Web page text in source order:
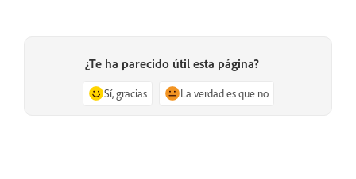
¿Te ha parecido útil esta página?
Sí, gracias La verdad es que no